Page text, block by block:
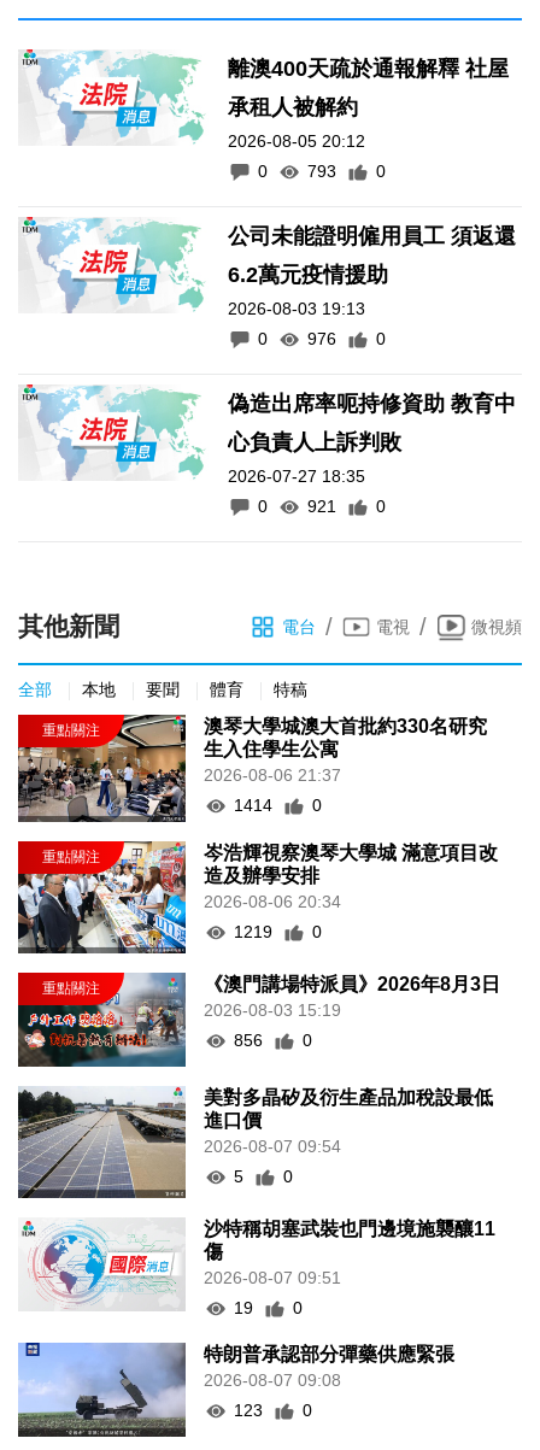
離澳400天疏於通報解釋 社屋
承租人被解約
2026-08-05 20:12
0
793 0
公司未能證明僱用員工 須返還
6.2萬元疫情援助
2026-08-03 19:13
0
976 0
偽造出席率呃持修資助 教育中
心負責人上訴判敗
2026-07-27 18:35
0
921 0
其他新聞 電台 / 電視 / 微視頻
全部 本地 要聞 體育 特稿
澳琴大學城澳大首批約330名研究
生入住學生公寓
2026-08-06 21:37
1414
0
岑浩輝視察澳琴大學城 滿意項目改
造及辦學安排
2026-08-06 20:34
1219
0
《澳門講場特派員》2026年8月3日
2026-08-03 15:19
856
0
美對多晶矽及衍生產品加稅設最低
進口價
2026-08-07 09:54
5
0
沙特稱胡塞武裝也門邊境施襲釀11
傷
2026-08-07 09:51
19
0
特朗普承認部分彈藥供應緊張
2026-08-07 09:08
123
0